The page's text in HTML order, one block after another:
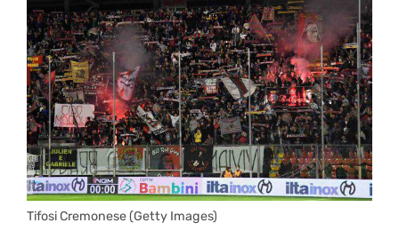
Tifosi Cremonese (Getty Images)